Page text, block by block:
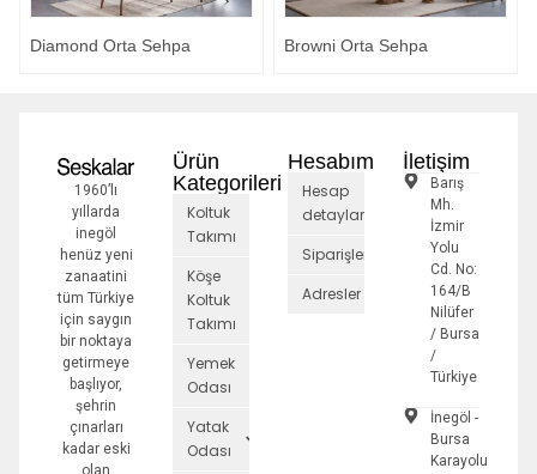
Diamond Orta Sehpa Browni Orta Sehpa
1960’lı
yıllarda
inegöl
henüz yeni
zanaatini
tüm Türkiye
için saygın
bir noktaya
getirmeye
başlıyor,
şehrin
çınarları
kadar eski
Ürün
Kategorileri
Koltuk
Takımı
Köşe
Koltuk
Takımı
Yemek
Odası
Yatak
Odası
Hesabım
Hesap
detayları
Siparişler
Adresler
İletişim
Barış
Mh.
İzmir
Yolu
Cd. No:
164/B
Nilüfer
/ Bursa
/
Türkiye
İnegöl -
Bursa
Karayolu